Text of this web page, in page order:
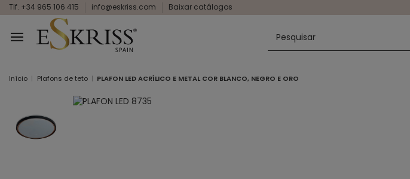
Tlf. +34 965 106 415 info@eskriss.com Baixar catálogos
Início Plafons de teto PLAFON LED ACRÍLICO E METAL COR BLANCO, NEGRO E ORO